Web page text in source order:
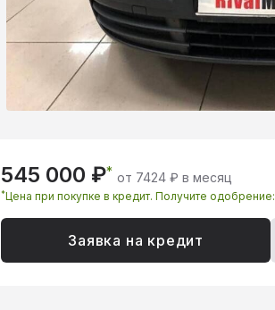
545 000 ₽* от 7424 ₽ в месяц
*Цена при покупке в кредит. Получите одобрение:
Заявка на кредит